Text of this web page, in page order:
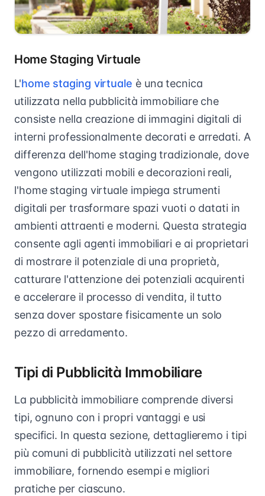
Home Staging Virtuale
L'home staging virtuale è una tecnica
utilizzata nella pubblicità immobiliare che
consiste nella creazione di immagini digitali di
interni professionalmente decorati e arredati. A
differenza dell'home staging tradizionale, dove
vengono utilizzati mobili e decorazioni reali,
l'home staging virtuale impiega strumenti
digitali per trasformare spazi vuoti o datati in
ambienti attraenti e moderni. Questa strategia
consente agli agenti immobiliari e ai proprietari
di mostrare il potenziale di una proprietà,
catturare l'attenzione dei potenziali acquirenti
e accelerare il processo di vendita, il tutto
senza dover spostare fisicamente un solo
pezzo di arredamento.
Tipi di Pubblicità Immobiliare
La pubblicità immobiliare comprende diversi
tipi, ognuno con i propri vantaggi e usi
specifici. In questa sezione, dettaglieremo i tipi
più comuni di pubblicità utilizzati nel settore
immobiliare, fornendo esempi e migliori
pratiche per ciascuno.